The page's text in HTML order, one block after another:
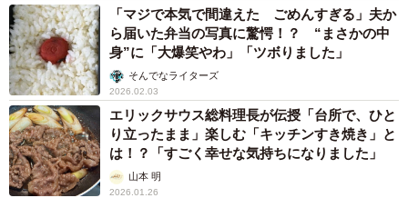
「マジで本気で間違えた ごめんすぎる」夫か
ら届いた弁当の写真に驚愕！？ “まさかの中
身”に「大爆笑やわ」「ツボりました」
そんでなライターズ
2026.02.03
エリックサウス総料理長が伝授「台所で、ひと
り立ったまま」楽しむ「キッチンすき焼き」と
は！？「すごく幸せな気持ちになりました」
山本 明
2026.01.26